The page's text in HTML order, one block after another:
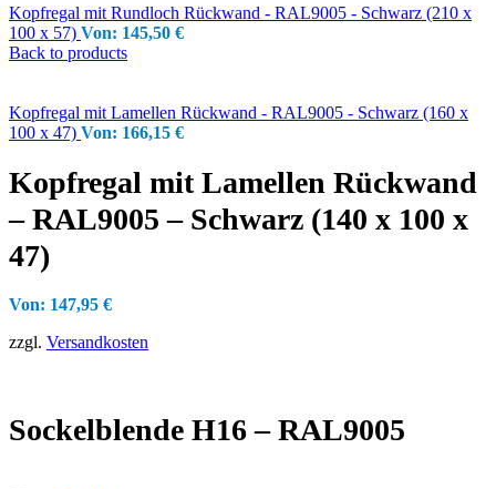
Kopfregal mit Rundloch Rückwand - RAL9005 - Schwarz (210 x
100 x 57) Von: 145,50 €
Back to products
Kopfregal mit Lamellen Rückwand - RAL9005 - Schwarz (160 x
100 x 47) Von: 166,15 €
Kopfregal mit Lamellen Rückwand
– RAL9005 – Schwarz (140 x 100 x
47)
Von: 147,95 €
zzgl. Versandkosten
Sockelblende H16 – RAL9005